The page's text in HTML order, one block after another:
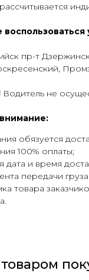
пр-т
Водитель не
обязуется
100% оплаты;
дата и время
передачи
товара